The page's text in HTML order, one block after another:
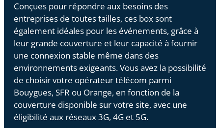
Conçues pour répondre aux besoins des
entreprises de toutes tailles, ces box sont
également idéales pour les événements, grâce à
leur grande couverture et leur capacité à fournir
une connexion stable même dans des
environnements exigeants. Vous avez la possibilité
de choisir votre opérateur télécom parmi
Bouygues, SFR ou Orange, en fonction de la
couverture disponible sur votre site, avec une
éligibilité aux réseaux 3G, 4G et 5G.